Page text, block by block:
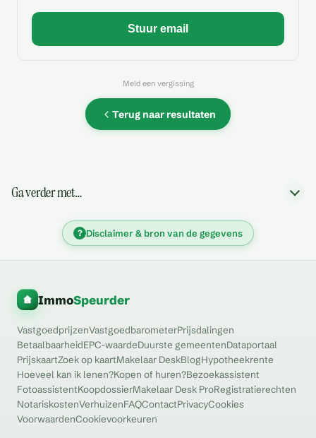
Meld een vergissing
Terug naar resultaten
Ga verder met…
? Disclaimer & bron van de gegevens
ImmoSpeurder
VastgoedprijzenVastgoedbarometerPrijsdalingen
BetaalbaarheidEPC-waardeDuurste gemeentenDataportaal
PrijskaartZoek op kaartMakelaar DeskBlogHypotheekrente
Hoeveel kan ik lenen?Kopen of huren?Bezoekassistent
FotoassistentKoopdossierMakelaar Desk ProRegistratierechten
NotariskostenVerhuizenFAQContactPrivacyCookies
VoorwaardenCookievoorkeuren